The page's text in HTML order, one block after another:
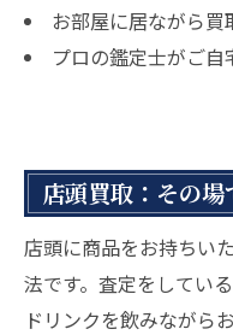
お部屋に居ながら買
プロの鑑定士がご自
店頭買取：その
店頭に商品をお持ちい
法です。査定をしてい
ドリンクを飲みながら